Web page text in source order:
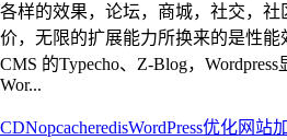
各样的效果，论坛，商城，社交，
价，无限的扩展能力所换来的是性
CMS 的Typecho、Z-Blog，
Wor...
CDNopcacheredisWordPress优化网站